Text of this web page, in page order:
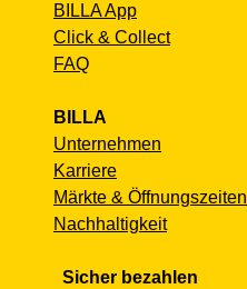
BILLA App
Click & Collect
FAQ
BILLA
Unternehmen
Karriere
Märkte & Öffnungszeiten
Nachhaltigkeit
Sicher bezahlen